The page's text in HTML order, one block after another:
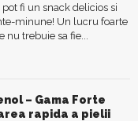
fi un snack delicios si
minune! Un lucru foarte
nu trebuie sa fie...
– Gama Forte
rapida a pielii